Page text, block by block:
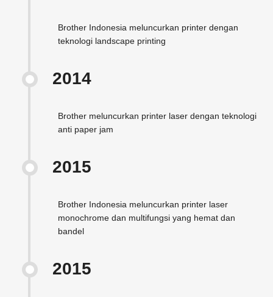
Brother Indonesia meluncurkan printer dengan
teknologi landscape printing
2014
Brother meluncurkan printer laser dengan teknologi
anti paper jam
2015
Brother Indonesia meluncurkan printer laser
monochrome dan multifungsi yang hemat dan
bandel
2015